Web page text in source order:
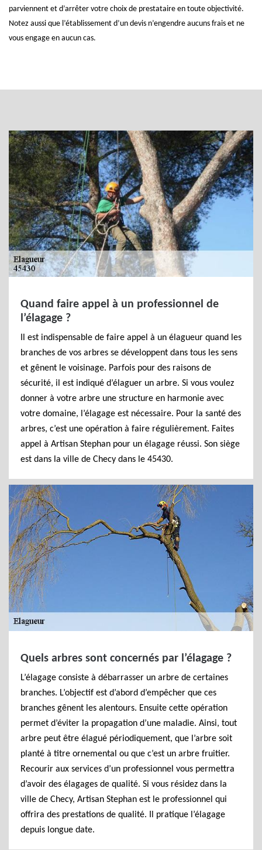
parviennent et d’arrêter votre choix de prestataire en toute objectivité.
Notez aussi que l’établissement d’un devis n’engendre aucuns frais et ne
vous engage en aucun cas.
Quand faire appel à un professionnel de
l’élagage ?
Il est indispensable de faire appel à un élagueur quand les
branches de vos arbres se développent dans tous les sens
et gênent le voisinage. Parfois pour des raisons de
sécurité, il est indiqué d’élaguer un arbre. Si vous voulez
donner à votre arbre une structure en harmonie avec
votre domaine, l’élagage est nécessaire. Pour la santé des
arbres, c’est une opération à faire régulièrement. Faites
appel à Artisan Stephan pour un élagage réussi. Son siège
est dans la ville de Checy dans le 45430.
Quels arbres sont concernés par l’élagage ?
L’élagage consiste à débarrasser un arbre de certaines
branches. L’objectif est d’abord d’empêcher que ces
branches gênent les alentours. Ensuite cette opération
permet d’éviter la propagation d’une maladie. Ainsi, tout
arbre peut être élagué périodiquement, que l’arbre soit
planté à titre ornemental ou que c’est un arbre fruitier.
Recourir aux services d’un professionnel vous permettra
d’avoir des élagages de qualité. Si vous résidez dans la
ville de Checy, Artisan Stephan est le professionnel qui
offrira des prestations de qualité. Il pratique l’élagage
depuis longue date.